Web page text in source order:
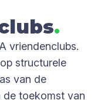
.
vriendenclubs.
structurele
van de
de toekomst van